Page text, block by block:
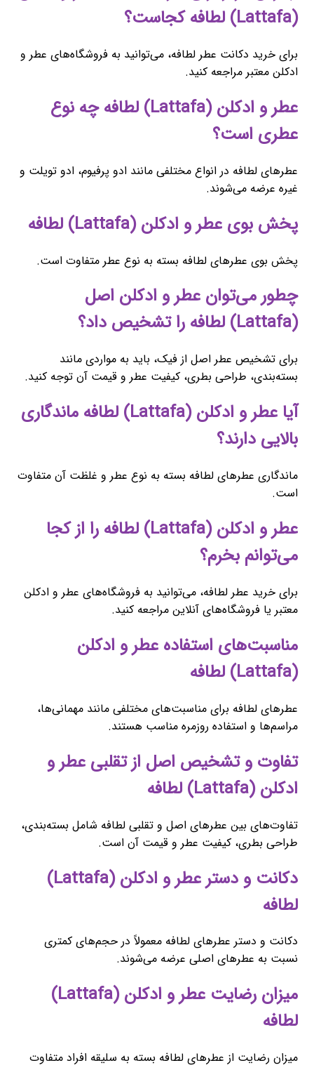
(Lattafa) لطافه کجاست؟
برای خرید دکانت عطر لطافه، می‌توانید به فروشگاه‌های عطر و
ادکلن معتبر مراجعه کنید.
عطر و ادکلن (Lattafa) لطافه چه نوع
عطری است؟
عطرهای لطافه در انواع مختلفی مانند ادو پرفیوم، ادو تویلت و
غیره عرضه می‌شوند.
پخش بوی عطر و ادکلن (Lattafa) لطافه
پخش بوی عطرهای لطافه بسته به نوع عطر متفاوت است.
چطور می‌توان عطر و ادکلن اصل
(Lattafa) لطافه را تشخیص داد؟
برای تشخیص عطر اصل از فیک، باید به مواردی مانند
بسته‌بندی، طراحی بطری، کیفیت عطر و قیمت آن توجه کنید.
آیا عطر و ادکلن (Lattafa) لطافه ماندگاری
بالایی دارند؟
ماندگاری عطرهای لطافه بسته به نوع عطر و غلظت آن متفاوت
است.
عطر و ادکلن (Lattafa) لطافه را از کجا
می‌توانم بخرم؟
برای خرید عطر لطافه، می‌توانید به فروشگاه‌های عطر و ادکلن
معتبر یا فروشگاه‌های آنلاین مراجعه کنید.
مناسبت‌های استفاده عطر و ادکلن
(Lattafa) لطافه
عطرهای لطافه برای مناسبت‌های مختلفی مانند مهمانی‌ها،
مراسم‌ها و استفاده روزمره مناسب هستند.
تفاوت و تشخیص اصل از تقلبی عطر و
ادکلن (Lattafa) لطافه
تفاوت‌های بین عطرهای اصل و تقلبی لطافه شامل بسته‌بندی،
طراحی بطری، کیفیت عطر و قیمت آن است.
دکانت و دستر عطر و ادکلن (Lattafa)
لطافه
دکانت و دستر عطرهای لطافه معمولاً در حجم‌های کمتری
نسبت به عطرهای اصلی عرضه می‌شوند.
میزان رضایت عطر و ادکلن (Lattafa)
لطافه
میزان رضایت از عطرهای لطافه بسته به سلیقه افراد متفاوت